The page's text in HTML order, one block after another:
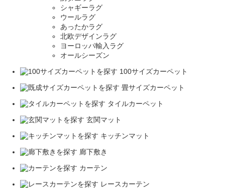
シャギーラグ
ウールラグ
あったかラグ
北欧デザインラグ
ヨーロッパ輸入ラグ
オールシーズン
100サイズカーペット
畳サイズカーペット
タイルカーペット
玄関マット
キッチンマット
廊下敷き
カーテン
レースカーテン